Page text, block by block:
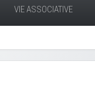
VIE ASSOCIATIVE